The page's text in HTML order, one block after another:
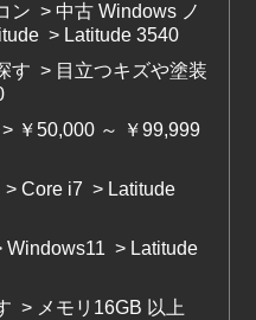
ン > 中古 Windows ノ
> Latitude 3540
す > 目立つキズや塗装
> ￥50,000 ～ ￥99,999
>Core i7 > Latitude
Windows11 > Latitude
> メモリ16GB 以上